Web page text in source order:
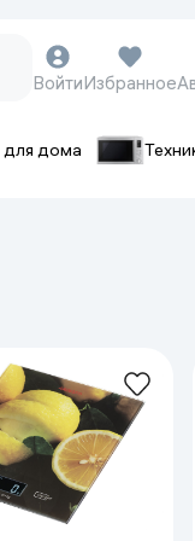
Ремешки для
ВойтиИзбранное
для дома